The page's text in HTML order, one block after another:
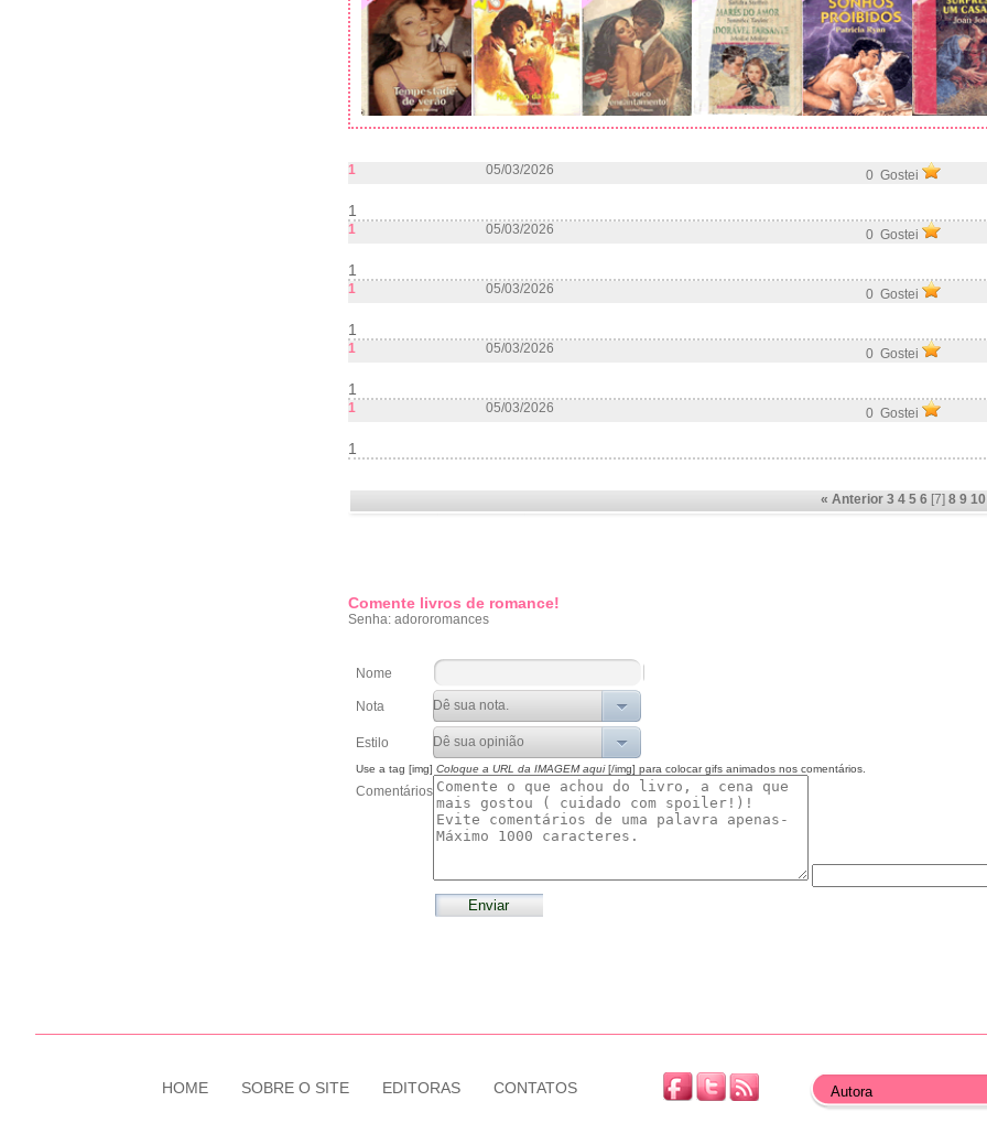
1 05/03/2026 0 Gostei
1
1 05/03/2026 0 Gostei
1
1 05/03/2026 0 Gostei
1
1 05/03/2026 0 Gostei
1
1 05/03/2026 0 Gostei
1
« Anterior 3 4 5 6 [7] 8 9 10
Comente livros de romance!
Senha: adororomances
Nome
Nota
Estilo
Use a tag [img] Coloque a URL da IMAGEM aqui[/img] para colocar gifs animados nos comentários.
Comentários
HOME SOBRE O SITE EDITORAS CONTATOS